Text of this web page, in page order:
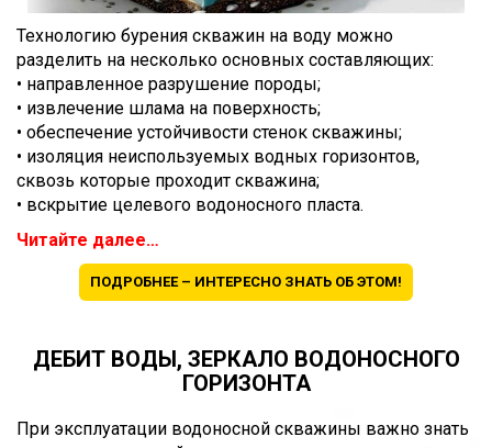
Технологию бурения скважин на воду можно
разделить на несколько основных составляющих:
• направленное разрушение породы;
• извлечение шлама на поверхность;
• обеспечение устойчивости стенок скважины;
• изоляция неиспользуемых водных горизонтов,
сквозь которые проходит скважина;
• вскрытие целевого водоносного пласта.
Читайте далее…
ПОДРОБНЕЕ – ИНТЕРЕСНО ЗНАТЬ ОБ ЭТОМ!
ДЕБИТ ВОДЫ, ЗЕРКАЛО ВОДОНОСНОГО
ГОРИЗОНТА
При эксплуатации водоносной скважины важно знать